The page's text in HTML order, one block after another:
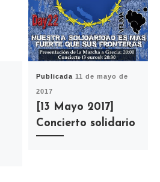
Publicada11 de mayo de
2017
[13 Mayo 2017]
Concierto solidario